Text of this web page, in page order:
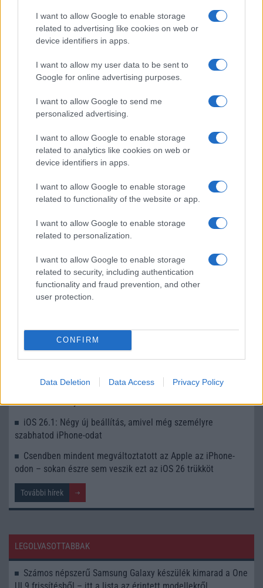
I want to allow Google to enable storage
related to advertising like cookies on web or
device identifiers in apps.
I want to allow my user data to be sent to
Google for online advertising purposes.
I want to allow Google to send me
personalized advertising.
I want to allow Google to enable storage
related to analytics like cookies on web or
device identifiers in apps.
I want to allow Google to enable storage
related to functionality of the website or app.
I want to allow Google to enable storage
related to personalization.
I want to allow Google to enable storage
related to security, including authentication
functionality and fraud prevention, and other
user protection.
CONFIRM
Data Deletion Data Access Privacy Policy
Sok felhasználó külön alkalmazásokra esküszik, pedig az
Android már évek óta olyan intelligens funkciókat kínál,
amelyek maguktól dolgoznak a háttérben.
Ez a rejtett Samsung funkció teljesen
megváltoztatja a mobilhasználatot –
sokan mégsem tudnak róla
2026.07.12| Android Central
jelentősen felgyorsítja a mindennapi használatot,
miközben a Pixel telefonokból továbbra is hiányzik.
KAPCSOLÓDÓ HÍREK
Ilyen jó az iPhone-nal fotózni
iOS 26 új funkcióval hosszabbítja meg az iPhone
üzemidejét
felhasználók számára?
iOS 26.1 frissítés: új nyelvekkel bővül az AirPods élő
fordítás funkciója
iOS 26.1: Négy új beállítás, amivel még személyre
szabhatod iPhone-odat
Csendben mindent megváltoztatott az Apple az iPhone-
odon – sokan észre sem veszik ezt az iOS 26 trükköt
További hírek
LEGOLVASOTTABBAK
Számos népszerű Samsung Galaxy készülék kimarad a One